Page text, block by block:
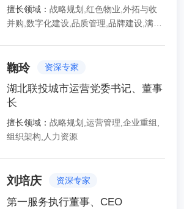
擅长领域： 战略规划,红色物业,外拓与收
并购,数字化建设,品质管理,品牌建设,满意
鞠玲 资深专家
湖北联投城市运营党委书记、董事
长
擅长领域： 战略规划,运营管理,企业重组,
组织架构,人力资源
刘培庆 资深专家
第一服务执行董事、CEO